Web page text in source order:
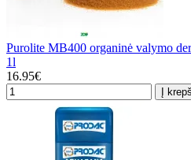
Purolite MB400 organinė valymo
1l
16.95€
Į